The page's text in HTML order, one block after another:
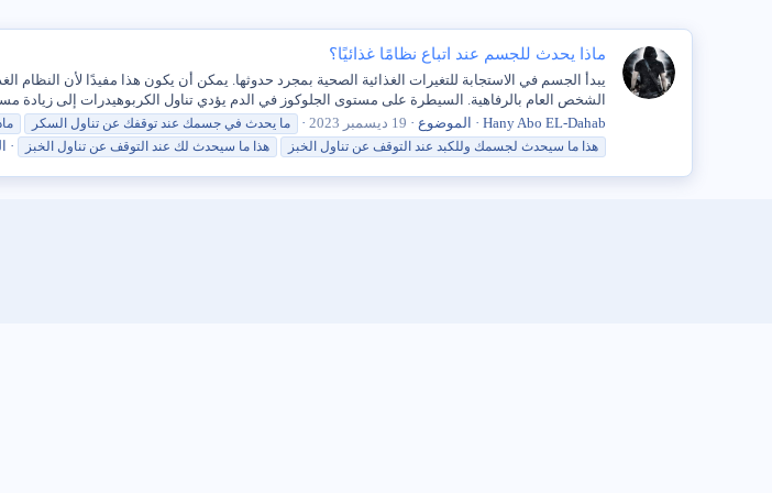
ماذا يحدث للجسم عند اتباع نظامًا غذائيًا؟
يبدأ الجسم في الاستجابة للتغيرات الغذائية الصحية بمجرد حدوثها. يمكن أن يكون هذا مفيدًا لأن
الشخص العام بالرفاهية. السيطرة على مستوى الجلوكوز في الدم يؤدي تناول الكربوهيدرات إلى زيادة
Hany Abo EL-Dahab
الموضوع 19 ديسمبر 2023 ما يحدث في جسمك عند توقفك عن تناول السكر ما
هذا ما سيحدث لجسمك وللكبد عند التوقف عن تناول الخبز هذا ما سيحدث لك عند التوقف عن تناول الخبز